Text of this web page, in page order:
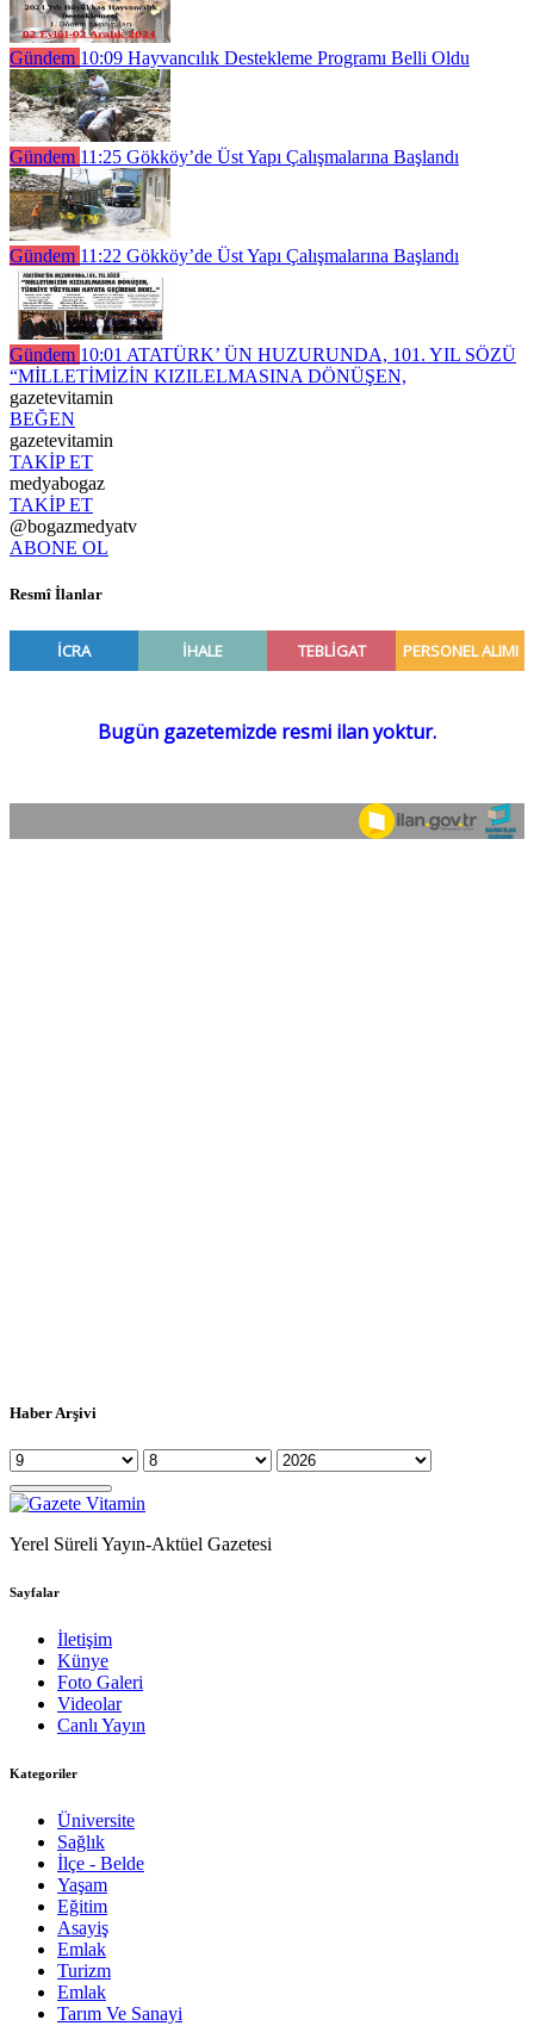
Gündem 10:09 Hayvancılık Destekleme Programı Belli Oldu
Gündem 11:25 Gökköy’de Üst Yapı Çalışmalarına Başlandı
Gündem 11:22 Gökköy’de Üst Yapı Çalışmalarına Başlandı
Gündem 10:01 ATATÜRK’ ÜN HUZURUNDA, 101. YIL SÖZÜ
“MİLLETİMİZİN KIZILELMASINA DÖNÜŞEN,
gazetevitamin
BEĞEN
gazetevitamin
TAKİP ET
medyabogaz
TAKİP ET
@bogazmedyatv
ABONE OL
Resmî İlanlar
Haber Arşivi
Yerel Süreli Yayın-Aktüel Gazetesi
Sayfalar
İletişim
Künye
Foto Galeri
Videolar
Canlı Yayın
Kategoriler
Üniversite
Sağlık
İlçe - Belde
Yaşam
Eğitim
Asayiş
Emlak
Turizm
Emlak
Tarım Ve Sanayi